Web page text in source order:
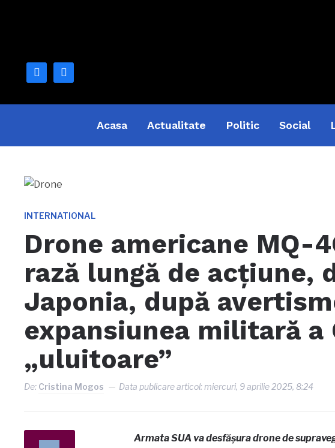
facebook
mail
Acasa Actualitate Politic Social
INTERNATIONAL
Drone americane MQ-
rază lungă de acțiune,
Japonia, după
expansiunea militară a
„uluitoare”
De: Cristina Mogos Data publicare articol: miercuri, 9 aprilie 2025, 8:24
Armata SUA va desfășura drone de